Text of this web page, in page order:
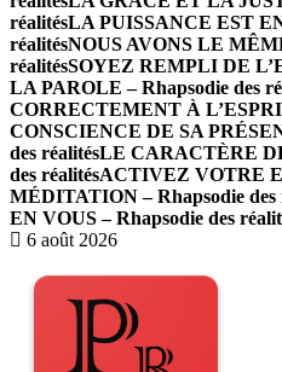
réalitésLA PUISSANCE EST
réalitésNOUS AVONS LE
réalitésSOYEZ REMPLI DE
LA PAROLE – Rhapsodie des
CORRECTEMENT À
CONSCIENCE DE SA
des réalitésLE CARACTÈRE
des réalitésACTIVEZ VOTRE
MÉDITATION – Rhapsodie des
EN VOUS – Rhapsodie des
6 août 2026